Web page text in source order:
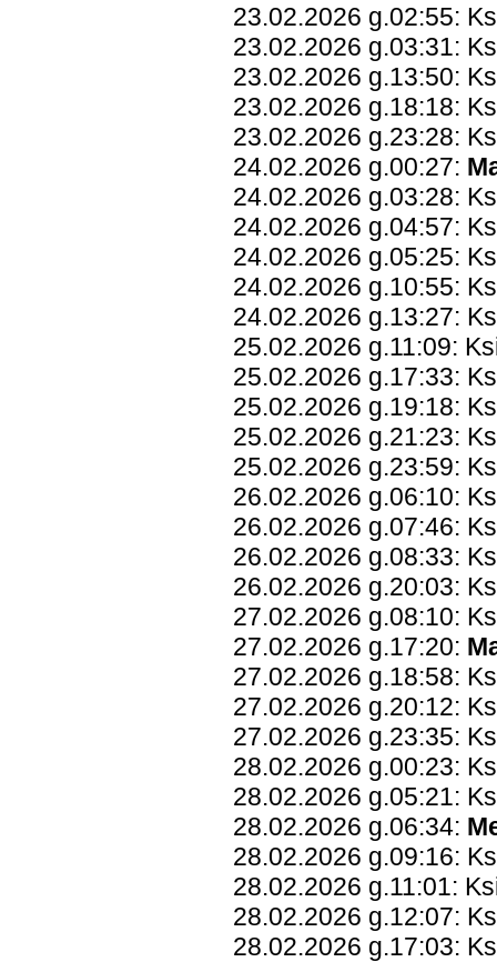
23.02.2026 g.02:55:
23.02.2026 g.03:31:
23.02.2026 g.13:50:
23.02.2026 g.18:18:
23.02.2026 g.23:28:
24.02.2026 g.00:27:
24.02.2026 g.03:28:
24.02.2026 g.04:57:
24.02.2026 g.05:25:
24.02.2026 g.10:55:
24.02.2026 g.13:27:
25.02.2026 g.11:09:
25.02.2026 g.17:33:
25.02.2026 g.19:18:
25.02.2026 g.21:23:
25.02.2026 g.23:59:
26.02.2026 g.06:10:
26.02.2026 g.07:46:
26.02.2026 g.08:33:
26.02.2026 g.20:03:
27.02.2026 g.08:10:
27.02.2026 g.17:20:
27.02.2026 g.18:58:
27.02.2026 g.20:12:
27.02.2026 g.23:35:
28.02.2026 g.00:23:
28.02.2026 g.05:21:
28.02.2026 g.06:34:
28.02.2026 g.09:16:
28.02.2026 g.11:01:
28.02.2026 g.12:07:
28.02.2026 g.17:03: